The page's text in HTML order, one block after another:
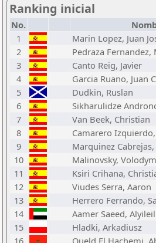
Ranking inicial
No.
1
Marin Lopez, Juan
2
Pedraza Fernandez,
3
Canto Reig, Javier
4
Garcia Ruano, Juan
5
Dudkin, Ruslan
6
Sikharulidze
7
Van Beek, Christian
8
Camarero
9
Marquinez Cabrejas,
10
Malinovsky,
11
Ksiri Crihana,
12
Viudes Serra, Aaron
13
Herrero Ferrando,
14
Aamer Saeed,
15
Hladki, Arkadiusz
16
Oueld El Hachemi,